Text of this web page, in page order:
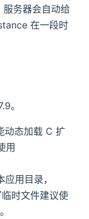
务器会自动给
在一段时
。
动态加载 C 扩
用
用目录，
时文件建议使